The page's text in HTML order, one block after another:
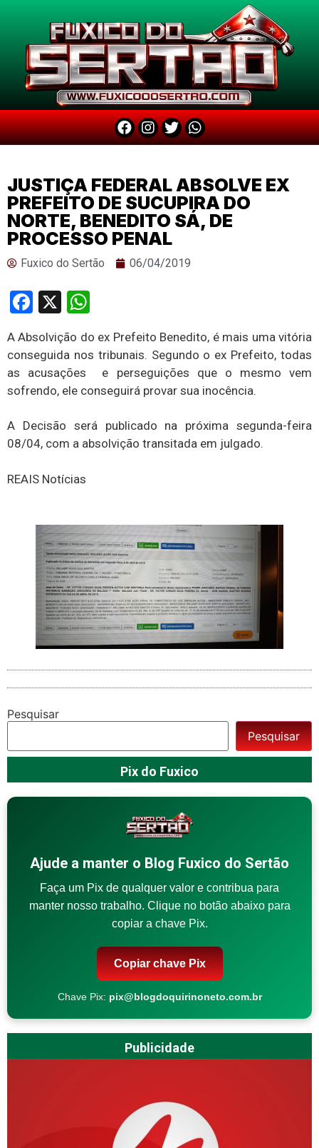
JUSTIÇA FEDERAL ABSOLVE EX
PREFEITO DE SUCUPIRA DO
NORTE, BENEDITO SÁ, DE
PROCESSO PENAL
Fuxico do Sertão 06/04/2019
Facebook
X
A Absolvição do ex Prefeito Benedito, é mais uma vitória
conseguida nos tribunais. Segundo o ex Prefeito, todas
as acusações e perseguições que o mesmo vem
sofrendo, ele conseguirá provar sua inocência.
A Decisão será publicado na próxima segunda-feira
08/04, com a absolvição transitada em julgado.
REAIS Notícias
Pesquisar
Pesquisar
Pix do Fuxico
Ajude a manter o Blog Fuxico do Sertão
Faça um Pix de qualquer valor e contribua para
manter nosso trabalho. Clique no botão abaixo para
copiar a chave Pix.
Copiar chave Pix
Chave Pix: pix@blogdoquirinoneto.com.br
Publicidade